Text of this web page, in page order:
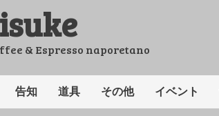
& Espresso naporetano
告知 道具 その他 イベント